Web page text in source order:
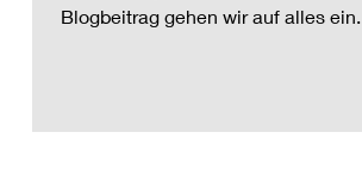
Blogbeitrag gehen wir auf alles ein.